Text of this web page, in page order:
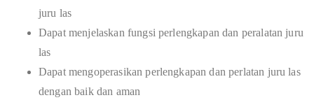
juru las
Dapat menjelaskan fungsi perlengkapan dan peralatan juru
las
Dapat mengoperasikan perlengkapan dan perlatan juru las
dengan baik dan aman